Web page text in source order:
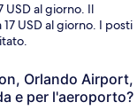
USD al giorno. Il
USD al giorno. I posti
Orlando Airport,
e per l'aeroporto?